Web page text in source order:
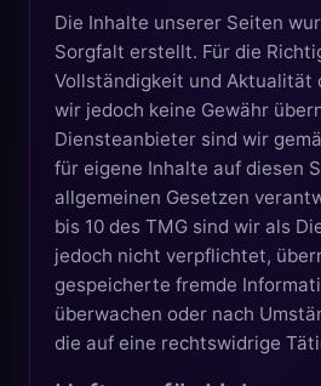
Die Inhalte unserer Seiten
Sorgfalt erstellt. Für die
Vollständigkeit und Aktualität
wir jedoch keine Gewähr
Diensteanbieter sind wir
für eigene Inhalte auf diesen
allgemeinen Gesetzen
bis 10 des TMG sind wir als
jedoch nicht verpflichtet,
gespeicherte fremde
überwachen oder nach
die auf eine rechtswidrige